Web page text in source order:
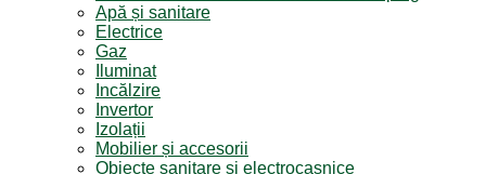
Apă și sanitare
Electrice
Gaz
Iluminat
Incălzire
Invertor
Izolații
Mobilier și accesorii
Obiecte sanitare și electrocasnice